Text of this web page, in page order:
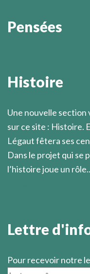
Pensées
Marcel Légaut
Histoire
Une nouvelle section
sur ce site : Histoire.
Légaut fêtera ses
Dans le projet qui se
l’histoire joue un
Lettre
Pour recevoir notre